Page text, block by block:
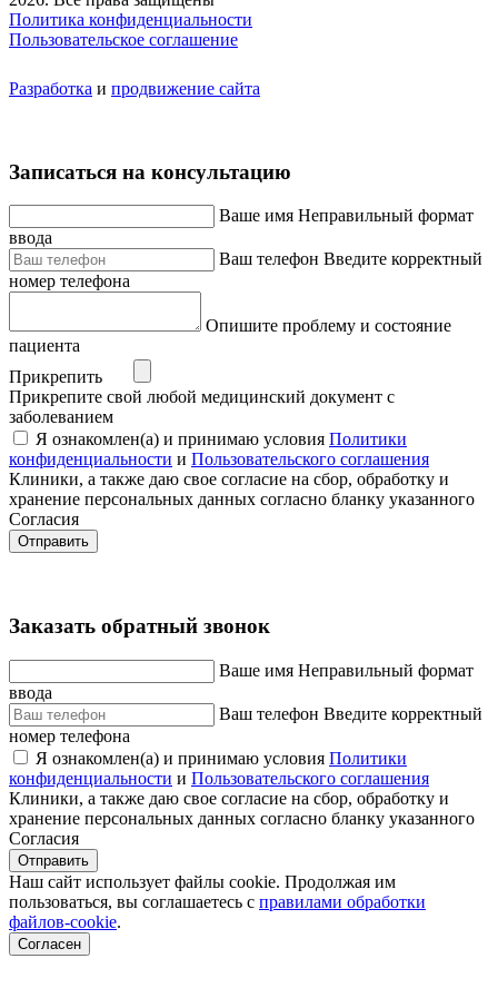
Политика конфиденциальности
Пользовательское соглашение
Разработка и продвижение сайта
Записаться на консультацию
Ваше имя Неправильный формат
ввода
Ваш телефон Введите корректный
номер телефона
Опишите проблему и состояние
пациента
Прикрепить
Прикрепите свой любой медицинский документ с
заболеванием
Я ознакомлен(а) и принимаю условия Политики
конфиденциальности и Пользовательского соглашения
Клиники, а также даю свое согласие на сбор, обработку и
хранение персональных данных согласно бланку указанного
Согласия
Отправить
Заказать обратный звонок
Ваше имя Неправильный формат
ввода
Ваш телефон Введите корректный
номер телефона
Я ознакомлен(а) и принимаю условия Политики
конфиденциальности и Пользовательского соглашения
Клиники, а также даю свое согласие на сбор, обработку и
хранение персональных данных согласно бланку указанного
Согласия
Отправить
Наш сайт использует файлы cookie. Продолжая им
пользоваться, вы соглашаетесь c правилами обработки
файлов-cookie.
Согласен